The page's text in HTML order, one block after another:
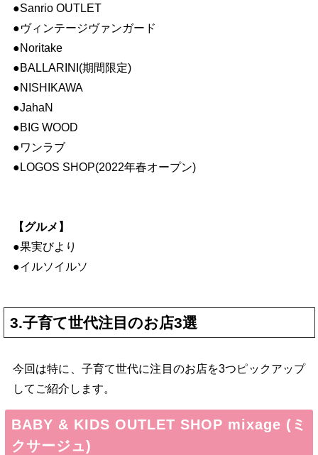
●Sanrio OUTLET
●ヴィンテージヴァンガード
●Noritake
●BALLARINI(期間限定)
●NISHIKAWA
●JahaN
●BIG WOOD
●ワンラブ
●LOGOS SHOP(2022年春オープン)
【グルメ】
●果実びより
●イルソイルソ
3.子育て世代注目のお店3選
今回は特に、子育て世代に注目のお店を3つピックアップ
してご紹介します。
BABY & KIDS OUTLET SHOP mixage (ミ
クサージュ)